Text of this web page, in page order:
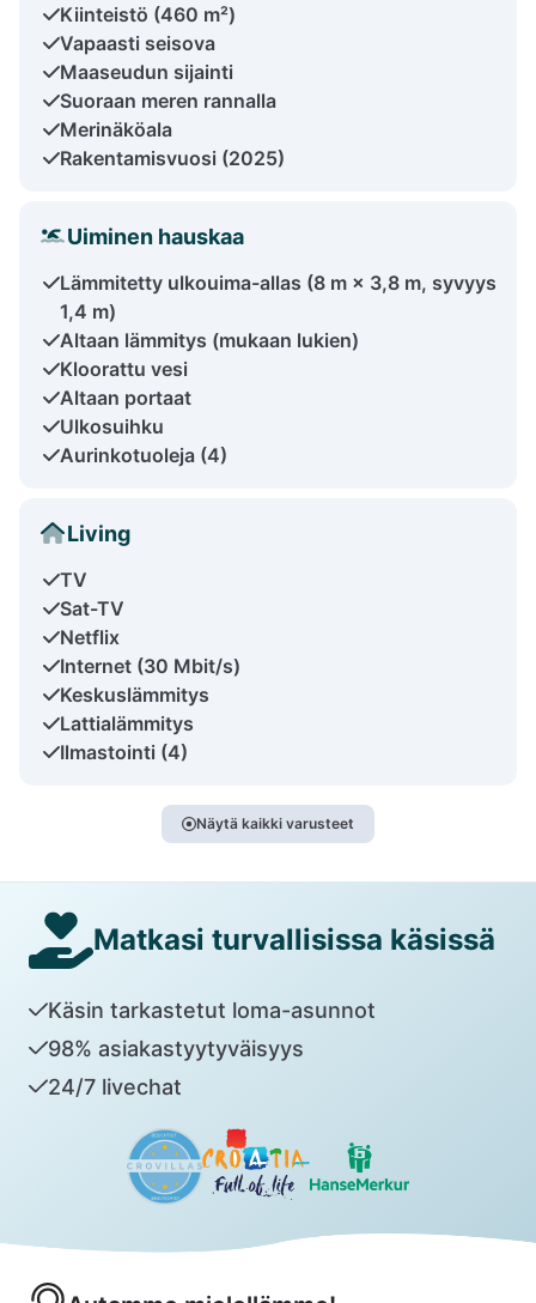
Kiinteistö (460 m²)
Vapaasti seisova
Maaseudun sijainti
Suoraan meren rannalla
Merinäköala
Rakentamisvuosi (2025)
Uiminen hauskaa
Lämmitetty ulkouima-allas (8 m × 3,8 m, syvyys
1,4 m)
Altaan lämmitys (mukaan lukien)
Kloorattu vesi
Altaan portaat
Ulkosuihku
Aurinkotuoleja (4)
Living
TV
Sat-TV
Netflix
Internet (30 Mbit/s)
Keskuslämmitys
Lattialämmitys
Ilmastointi (4)
Näytä kaikki varusteet
Matkasi turvallisissa käsissä
Käsin tarkastetut loma-asunnot
98% asiakastyytyväisyys
24/7 livechat